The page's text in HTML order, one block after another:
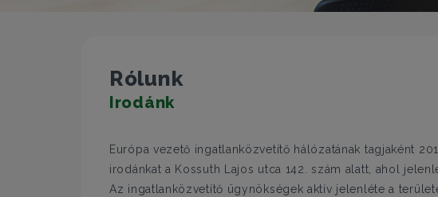
Rólunk
Irodánk
Európa vezető ingatlanközvetítő hálózatának tagjaként
irodánkat a Kossuth Lajos utca 142. szám alatt, ahol
Az ingatlanközvetítő ügynökségek aktív jelenléte a